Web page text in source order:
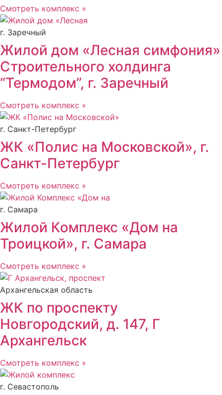
Смотреть комплекс »
г. Заречный
Жилой дом «Лесная симфония»
Строительного холдинга
“Термодом”, г. Заречный
Смотреть комплекс »
г. Санкт-Петербург
ЖК «Полис на Московской», г.
Санкт-Петербург
Смотреть комплекс »
г. Самара
Жилой Комплекс «Дом на
Троицкой», г. Самара
Смотреть комплекс »
Архангельская область
ЖК по проспекту
Новгородский, д. 147, Г
Архангельск
Смотреть комплекс »
г. Севастополь